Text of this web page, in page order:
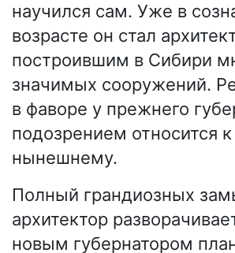
научился сам. Уже в
возрасте он стал
построившим в Сибири
значимых сооружений.
в фаворе у прежнего
подозрением относится к
нынешнему.
Полный грандиозных
архитектор
новым губернатором